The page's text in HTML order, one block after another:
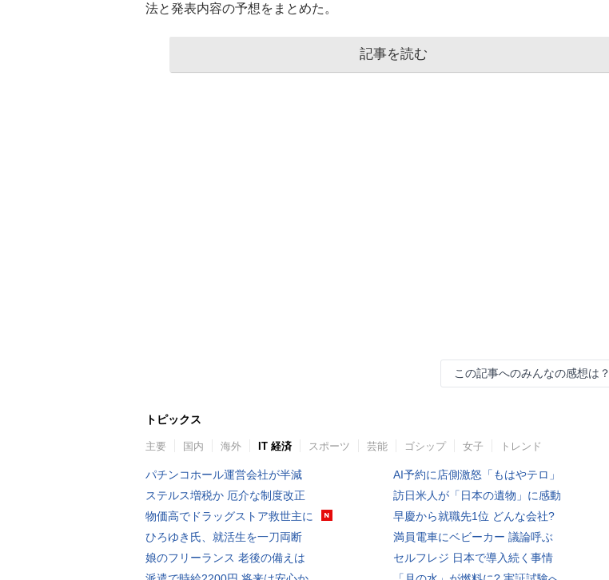
法と発表内容の予想をまとめた。
記事を読む
この記事へのみんなの感想は？
トピックス
主要 国内 海外 IT 経済 スポーツ 芸能 ゴシップ 女子 トレンド
パチンコホール運営会社が半減
ステルス増税か 厄介な制度改正
物価高でドラッグストア救世主に
ひろゆき氏、就活生を一刀両断
娘のフリーランス 老後の備えは
AI予約に店側激怒「もはやテロ」
訪日米人が「日本の遺物」に感動
早慶から就職先1位 どんな会社?
満員電車にベビーカー 議論呼ぶ
セルフレジ 日本で導入続く事情